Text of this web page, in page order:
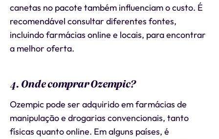
canetas no pacote também influenciam o custo. É
recomendável consultar diferentes fontes,
incluindo farmácias online e locais, para encontrar
a melhor oferta.
4. Onde comprar Ozempic?
Ozempic pode ser adquirido em farmácias de
manipulação e drogarias convencionais, tanto
físicas quanto online. Em alguns países, é